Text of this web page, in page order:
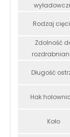
Rodzaj
Zdolność
Długość
Hak
Koło